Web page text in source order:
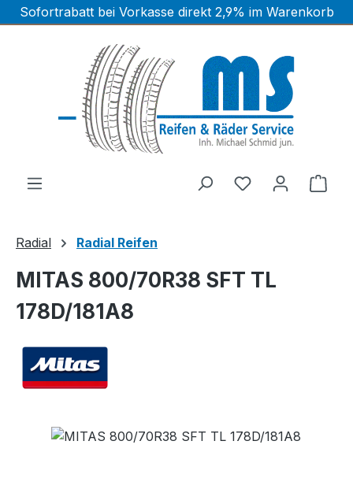
Zum Hauptinhalt springen
Sofortrabatt bei Vorkasse direkt 2,9% im Warenkorb
Radial Radial Reifen
MITAS 800/70R38 SFT TL
178D/181A8
Bildergalerie überspringen